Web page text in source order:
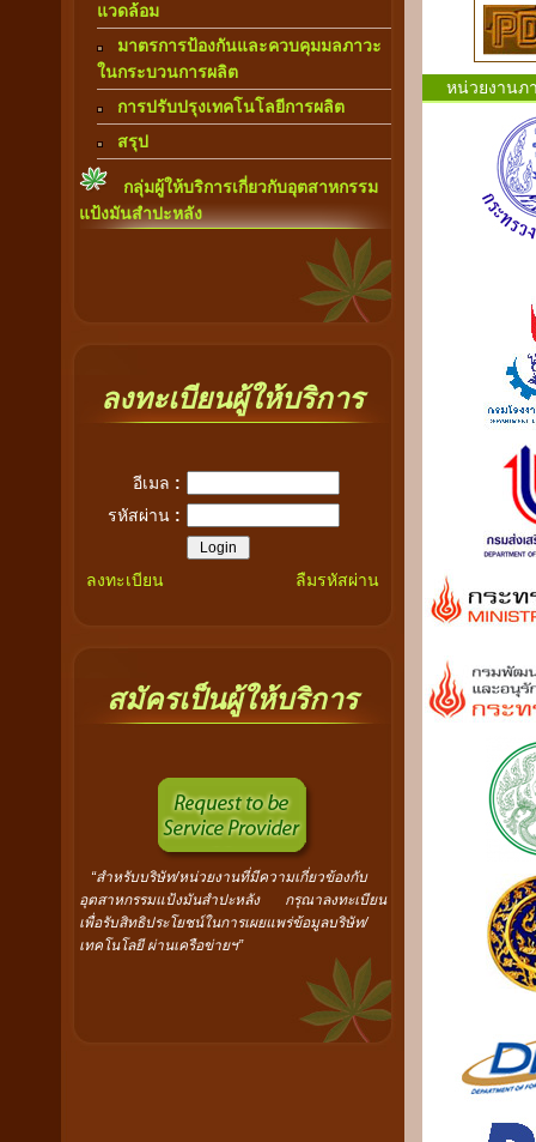
แวดล้อม
มาตรการป้องกันและควบคุมมลภาวะ
ในกระบวนการผลิต
การปรับปรุงเทคโนโลยีการผลิต
สรุป
กลุ่มผู้ให้บริการเกี่ยวกับอุตสาหกรรม
แป้งมันสำปะหลัง
ลงทะเบียนผู้ให้บริการ
อีเมล :
รหัสผ่าน :
ลงทะเบียน ลืมรหัสผ่าน
สมัครเป็นผู้ให้บริการ
“สำหรับบริษัท/หน่วยงานที่มีความเกี่ยวข้องกับ
อุตสาหกรรมแป้งมันสำปะหลัง กรุณาลงทะเบียน
เพื่อรับสิทธิประโยชน์ในการเผยแพร่ข้อมูลบริษัท/
เทคโนโลยี ผ่านเครือข่ายฯ”
หน่วยงานภ